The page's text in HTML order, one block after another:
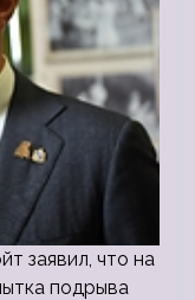
заявил, что на
подрыва